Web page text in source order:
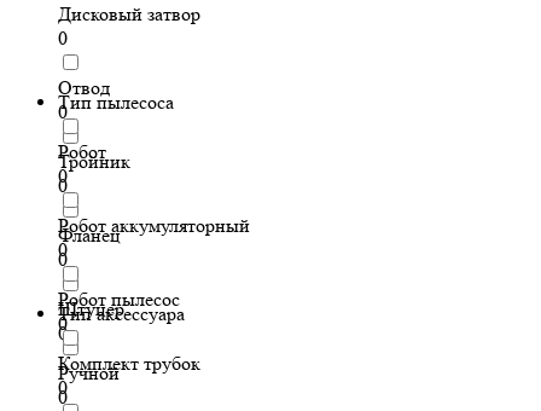
Дисковый затвор
0
Отвод
0
Тройник
0
Фланец
0
Штуцер
0
Тип пылесоса
Робот
0
Робот аккумуляторный
0
Робот пылесос
0
Ручной
0
Тип аксессуара
Комплект трубок
0